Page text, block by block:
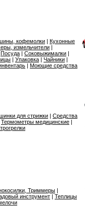
кофемолки | Кухонные
измельчители |
Посуда | Соковыжималки |
| Упаковка | Чайники |
| Моющие средства
для стрижки | Средства
Термометры медицинские |
Триммеры |
инструмент | Теплицы